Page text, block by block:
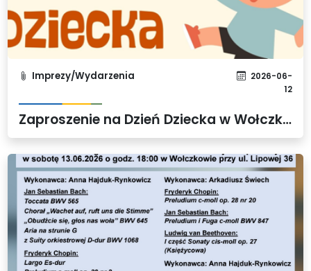
Imprezy/Wydarzenia
2026-06-
12
Zaproszenie na Dzień Dziecka w Wołczkowie